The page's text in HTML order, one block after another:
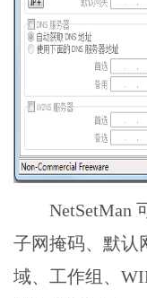
NetSetMan 可
子网掩码、默认
域、工作组、